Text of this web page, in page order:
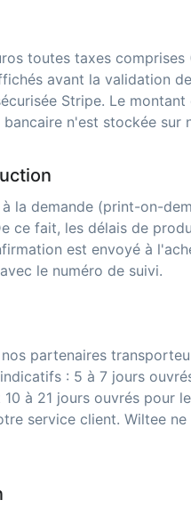
toutes taxes
avant la validation
Stripe. Le
n'est stockée sur
la demande (print-on-
ce fait, les délais de
est envoyé à
le numéro de suivi.
partenaires
: 5 à 7 jours
à 21 jours ouvrés pour
service client. Wiltee